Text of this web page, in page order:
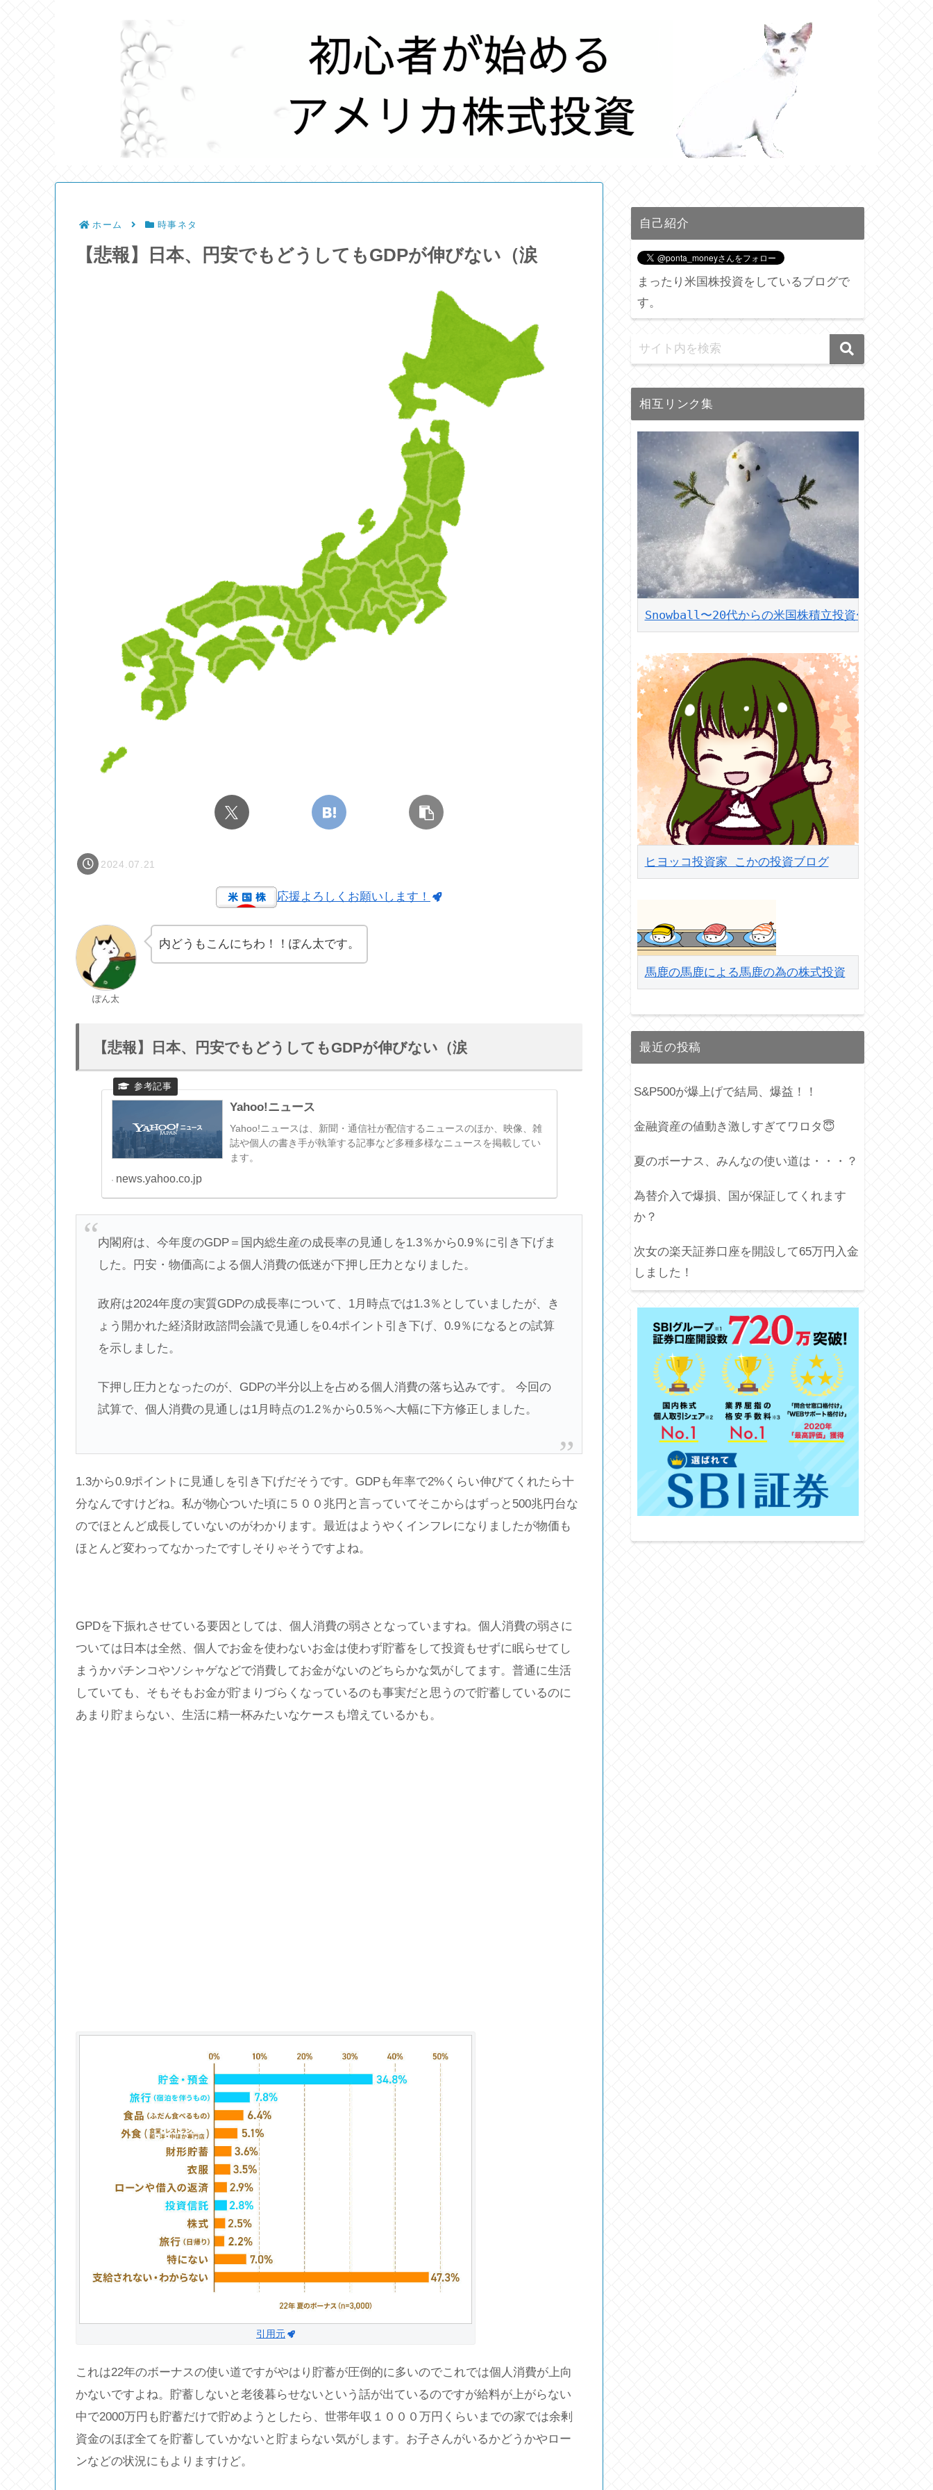
ホーム 時事ネタ
【悲報】日本、円安でもどうしてもGDPが伸びない（涙
2024.07.21
応援よろしくお願いします！
ぽん太
内どうもこんにちわ！！ぽん太です。
【悲報】日本、円安でもどうしてもGDPが伸びない（涙
Yahoo!ニュース
Yahoo!ニュースは、新聞・通信社が配信するニュースのほか、映像、雑
誌や個人の書き手が執筆する記事など多種多様なニュースを掲載してい
ます。
news.yahoo.co.jp
内閣府は、今年度のGDP＝国内総生産の成長率の見通しを1.3％から0.9％に引き下げま
した。円安・物価高による個人消費の低迷が下押し圧力となりました。
政府は2024年度の実質GDPの成長率について、1月時点では1.3％としていましたが、き
ょう開かれた経済財政諮問会議で見通しを0.4ポイント引き下げ、0.9％になるとの試算
を示しました。
下押し圧力となったのが、GDPの半分以上を占める個人消費の落ち込みです。 今回の
試算で、個人消費の見通しは1月時点の1.2％から0.5％へ大幅に下方修正しました。
1.3から0.9ポイントに見通しを引き下げだそうです。GDPも年率で2%くらい伸びてくれたら十
分なんですけどね。私が物心ついた頃に５００兆円と言っていてそこからはずっと500兆円台な
のでほとんど成長していないのがわかります。最近はようやくインフレになりましたが物価も
ほとんど変わってなかったですしそりゃそうですよね。
GPDを下振れさせている要因としては、個人消費の弱さとなっていますね。個人消費の弱さに
ついては日本は全然、個人でお金を使わないお金は使わず貯蓄をして投資もせずに眠らせてし
まうかパチンコやソシャゲなどで消費してお金がないのどちらかな気がしてます。普通に生活
していても、そもそもお金が貯まりづらくなっているのも事実だと思うので貯蓄しているのに
あまり貯まらない、生活に精一杯みたいなケースも増えているかも。
引用元
これは22年のボーナスの使い道ですがやはり貯蓄が圧倒的に多いのでこれでは個人消費が上向
かないですよね。貯蓄しないと老後暮らせないという話が出ているのですが給料が上がらない
中で2000万円も貯蓄だけで貯めようとしたら、世帯年収１０００万円くらいまでの家では余剰
資金のほぼ全てを貯蓄していかないと貯まらない気がします。お子さんがいるかどうかやロー
ンなどの状況にもよりますけど。
自己紹介
まったり米国株投資をしているブログで
す。
相互リンク集
Snowball〜20代からの米国株積立投資〜
ヒヨッコ投資家 こかの投資ブログ
馬鹿の馬鹿による馬鹿の為の株式投資
最近の投稿
S&P500が爆上げで結局、爆益！！
金融資産の値動き激しすぎてワロタ😇
夏のボーナス、みんなの使い道は・・・？
為替介入で爆損、国が保証してくれます
か？
次女の楽天証券口座を開設して65万円入金
しました！